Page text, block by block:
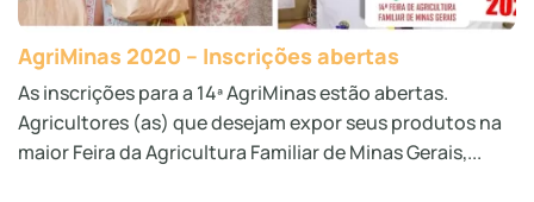
AgriMinas 2020 – Inscrições abertas
As inscrições para a 14ª AgriMinas estão abertas.
Agricultores (as) que desejam expor seus produtos na
maior Feira da Agricultura Familiar de Minas Gerais,...